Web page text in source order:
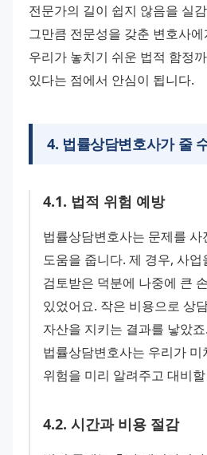
전문가의 길이 쉽지 않음을 실
그만큼 전문성을 갖춘 변호사
우리가 놓치기 쉬운 법적 함정
있다는 점에서 안심이 됩니다.
4. 법률상담변호사가 줄
4.1. 법적 위험 예방
법률상담변호사는 문제를
도움을 줍니다. 제 경우, 사
검토받은 덕분에 나중에 큰
있었어요. 작은 비용으로 상
자산을 지키는 결과를 낳았
법률상담변호사는 우리가 미
위험을 미리 알려주고 대비
4.2. 시간과 비용 절감